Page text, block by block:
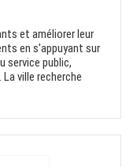
et améliorer leur
en s'appuyant sur
service public,
ville recherche